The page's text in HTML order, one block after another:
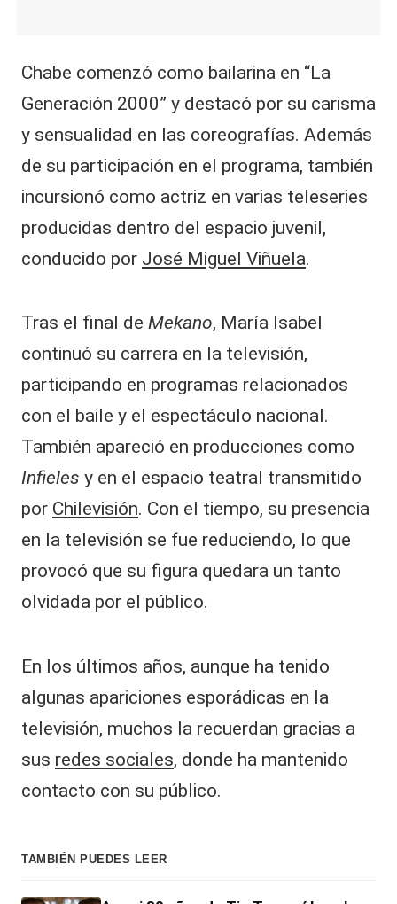
Chabe comenzó como bailarina en “La
Generación 2000” y destacó por su carisma
y sensualidad en las coreografías. Además
de su participación en el programa, también
incursionó como actriz en varias teleseries
producidas dentro del espacio juvenil,
conducido por José Miguel Viñuela.
Tras el final de Mekano, María Isabel
continuó su carrera en la televisión,
participando en programas relacionados
con el baile y el espectáculo nacional.
También apareció en producciones como
Infieles y en el espacio teatral transmitido
por Chilevisión. Con el tiempo, su presencia
en la televisión se fue reduciendo, lo que
provocó que su figura quedara un tanto
olvidada por el público.
En los últimos años, aunque ha tenido
algunas apariciones esporádicas en la
televisión, muchos la recuerdan gracias a
sus redes sociales, donde ha mantenido
contacto con su público.
TAMBIÉN PUEDES LEER